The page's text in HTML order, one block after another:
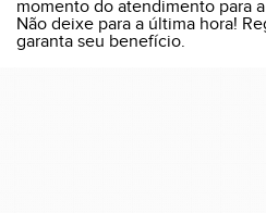
momento do atendimento para
Não deixe para a última hora!
garanta seu benefício.